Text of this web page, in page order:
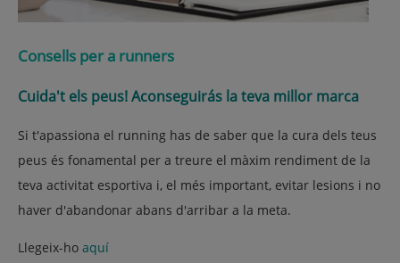
Consells per a runners
Cuida't els peus! Aconseguirás la teva millor marca
Si t'apassiona el running has de saber que la cura dels teus
peus és fonamental per a treure el màxim rendiment de la
teva activitat esportiva i, el més important, evitar lesions i no
haver d'abandonar abans d'arribar a la meta.
Llegeix-ho aquí